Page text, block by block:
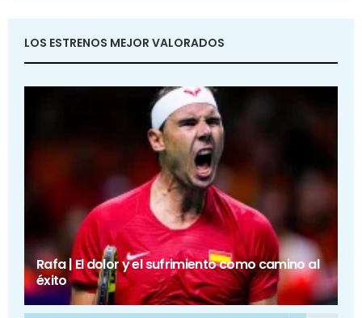
LOS ESTRENOS MEJOR VALORADOS
Rafa | El dolor y el sufrimiento como camino al
éxito